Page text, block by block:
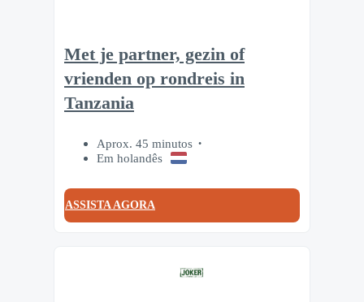
Met je partner, gezin of
vrienden op rondreis in
Tanzania
Aprox. 45 minutos
Em holandês
ASSISTA AGORA